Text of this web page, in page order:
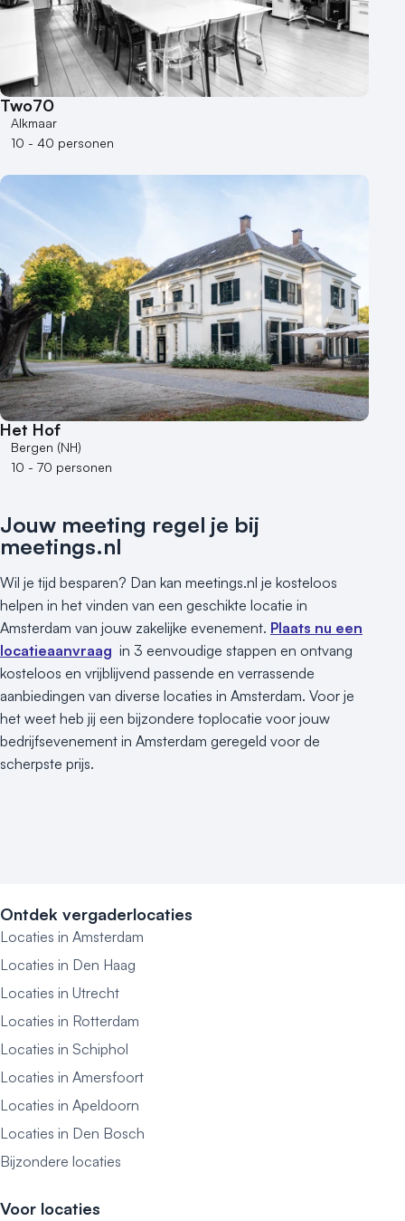
Two70
Alkmaar
10 - 40 personen
Het Hof
Bergen (NH)
10 - 70 personen
Jouw meeting regel je bij
meetings.nl
Wil je tijd besparen? Dan kan meetings.nl je kosteloos
helpen in het vinden van een geschikte locatie in
Amsterdam van jouw zakelijke evenement. Plaats nu een
locatieaanvraag in 3 eenvoudige stappen en ontvang
kosteloos en vrijblijvend passende en verrassende
aanbiedingen van diverse locaties in Amsterdam. Voor je
het weet heb jij een bijzondere toplocatie voor jouw
bedrijfsevenement in Amsterdam geregeld voor de
scherpste prijs.
Ontdek vergaderlocaties
Locaties in Amsterdam
Locaties in Den Haag
Locaties in Utrecht
Locaties in Rotterdam
Locaties in Schiphol
Locaties in Amersfoort
Locaties in Apeldoorn
Locaties in Den Bosch
Bijzondere locaties
Voor locaties